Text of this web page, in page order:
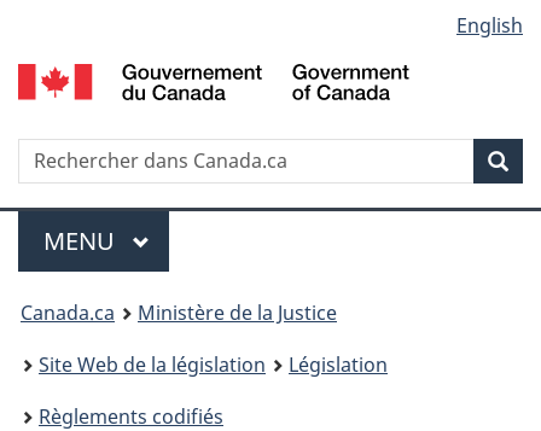
au
contenu
propos
de
la
HTML
simplifiée
selection
English
Recherche
Menu
MENU PRINCIPAL
You
are
here:
Canada.ca
Ministère de la Justice
Site Web de la législation
Législation
Règlements codifiés